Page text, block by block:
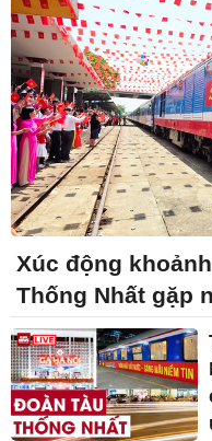
Xúc động
Thống Nhất gặp